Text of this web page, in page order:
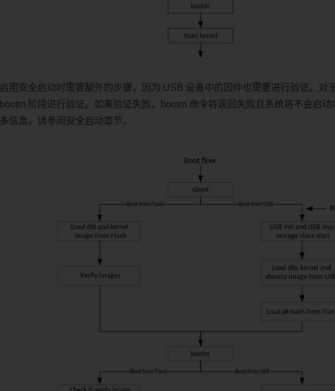
启用安全启动时需要额外的步骤，因为 USB 设备中的固件也需要进行验证。对
bootm 阶段进行验证。如果验证失败，bootm 命令将返回失败且系统将不会启
多信息，请参阅安全启动章节。